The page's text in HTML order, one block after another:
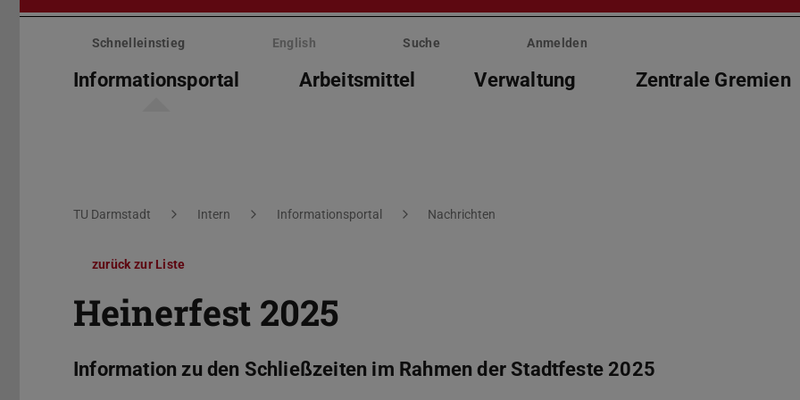
Menü
überspringenSchnelleinstieg English Suche Anmelden
Informationsportal Arbeitsmittel Verwaltung Zentrale Gremien
Sie befinden sich hier:
TU Darmstadt Intern Informationsportal Nachrichten
zurück zur Liste
Heinerfest 2025
Information zu den Schließzeiten im Rahmen der Stadtfeste 2025